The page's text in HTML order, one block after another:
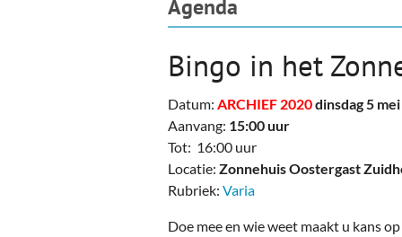
Gemeente informatie
Dorpen
Woningaanbod
Columns & Redactioneel
Foto-pagina
Kunst
Muziek
Toerisme & Musea
Podia & Dorpshuizen
Agenda
Bingo in het
Datum: ARCHIEF 2020dinsdag 5
Aanvang: 15:00 uur
Tot: 16:00 uur
Locatie: Zonnehuis Oostergast
Rubriek: Varia
Doe mee en wie weet maakt u kans